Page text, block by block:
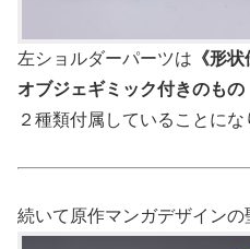
左ショルダーパーツは 《形
オブジェギミック付きのもの
２種類付属していることにな
続いて原作マンガデザインの